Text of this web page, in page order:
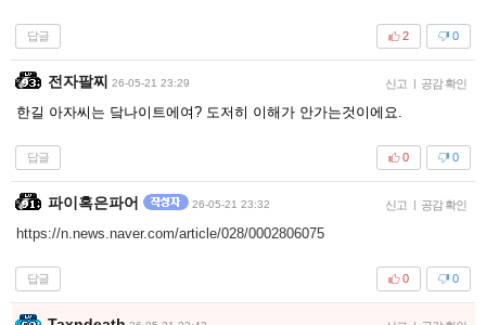
답글 0
2
전자팔찌 26-05-21 23:29 신고 | 공감 확인
한길 아자씨는 닼나이트에여? 도저히 이해가 안가는것이에요.
답글 0
0
파이혹은파어 26-05-21 23:32 신고 | 공감 확인
https://n.news.naver.com/article/028/0002806075
답글 0
0